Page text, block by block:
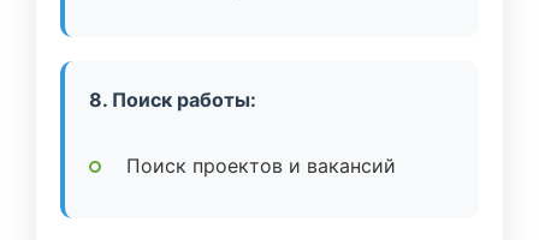
8. Поиск работы:
Поиск проектов и вакансий